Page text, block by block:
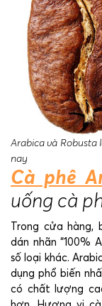
Arabica và Robusta
nay
Cà phê
uống cà
Trong cửa
dán nhãn “100%
số loại khác.
dụng phổ biến
có chất lượng